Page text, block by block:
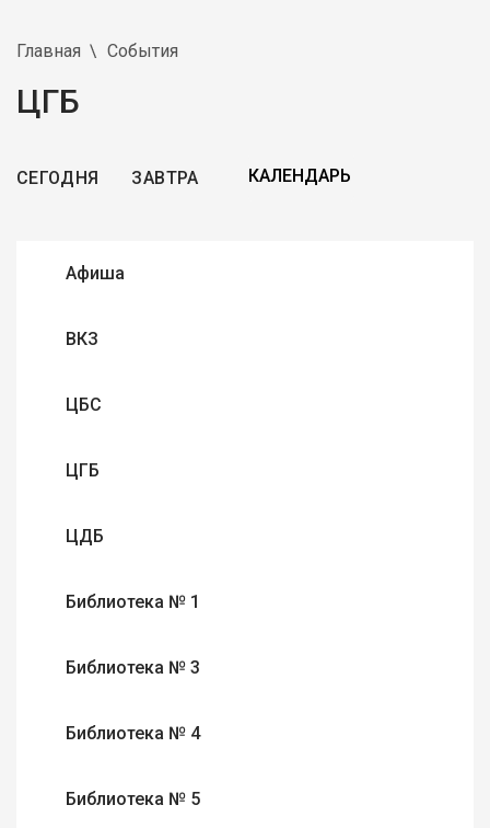
Главная События
ЦГБ
СЕГОДНЯ ЗАВТРА
Афиша
ВКЗ
ЦБС
ЦГБ
ЦДБ
Библиотека № 1
Библиотека № 3
Библиотека № 4
Библиотека № 5